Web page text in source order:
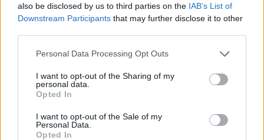
also be disclosed by us to third parties on the IAB’s List of
Downstream Participants that may further disclose it to other
Personal Data Processing Opt Outs
I want to opt-out of the Sharing of my
personal data.
Opted In
I want to opt-out of the Sale of my
Personal Data.
Opted In
Desessais de conduite sur pisteseront proposés
pour les voitures et véhicules à 2 roues. Des
animationset unetombolaponctueront ces 2
journées dédiées audéveloppement des énergies
utilisateurs.
INFORMATIONS PRATIQUES